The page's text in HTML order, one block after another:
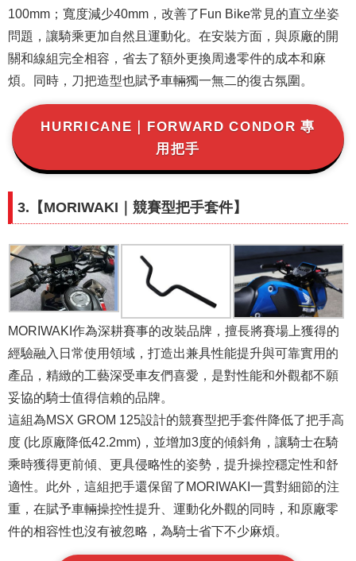
100mm；寬度減少40mm，改善了Fun Bike常見的直立坐姿
問題，讓騎乘更加自然且運動化。在安裝方面，與原廠的開
關和線組完全相容，省去了額外更換周邊零件的成本和麻
煩。同時，刀把造型也賦予車輛獨一無二的復古氛圍。
HURRICANE｜FORWARD CONDOR 專
用把手
3.【MORIWAKI ｜競賽型把手套件】
MORIWAKI作為深耕賽事的改裝品牌，擅長將賽場上獲得的
經驗融入日常使用領域，打造出兼具性能提升與可靠實用的
產品，精緻的工藝深受車友們喜愛，是對性能和外觀都不願
妥協的騎士值得信賴的品牌。
這組為MSX GROM 125設計的競賽型把手套件降低了把手高
度 (比原廠降低42.2mm)，並增加3度的傾斜角，讓騎士在騎
乘時獲得更前傾、更具侵略性的姿勢，提升操控穩定性和舒
適性​。此外，這組把手還保留了MORIWAKI一貫對細節的注
重，在賦予車輛操控性提升、運動化外觀的同時，和原廠零
件的相容性也沒有被忽略​，為騎士省下不少麻煩。